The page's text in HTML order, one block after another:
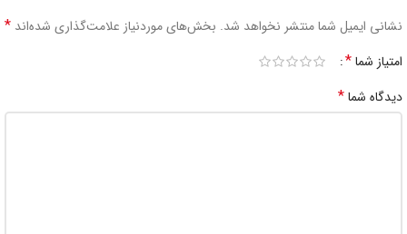
نشانی ایمیل شما منتشر نخواهد شد. بخش‌های موردنیاز علامت‌گذاری شده‌اند *
امتیاز شما*
دیدگاه شما*